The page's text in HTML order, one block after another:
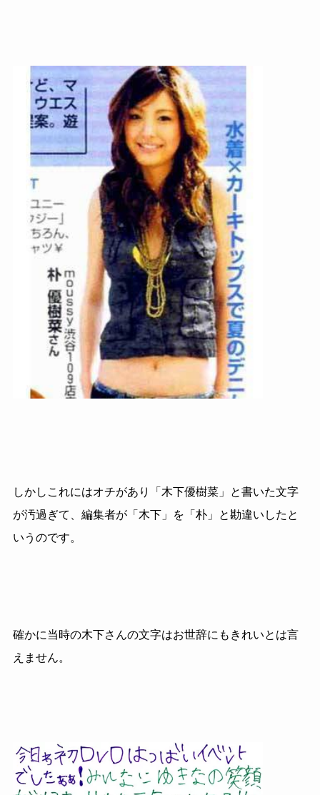
しかしこれにはオチがあり「木下優樹菜」と書いた文字
が汚過ぎて、編集者が「木下」を「朴」と勘違いしたと
いうのです。
確かに当時の木下さんの文字はお世辞にもきれいとは言
えません。